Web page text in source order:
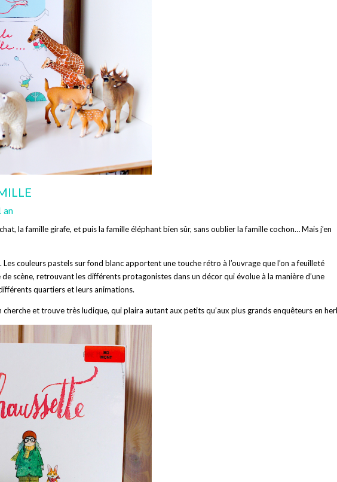
an
la famille girafe, et puis la famille éléphant bien sûr, sans oublier la famille cochon… Mais j’en
couleurs pastels sur fond blanc apportent une touche rétro à l’ouvrage que l’on a feuilleté
scène, retrouvant les différents protagonistes dans un décor qui évolue à la manière d’une
quartiers et leurs animations.
et trouve très ludique, qui plaira autant aux petits qu’aux plus grands enquêteurs en